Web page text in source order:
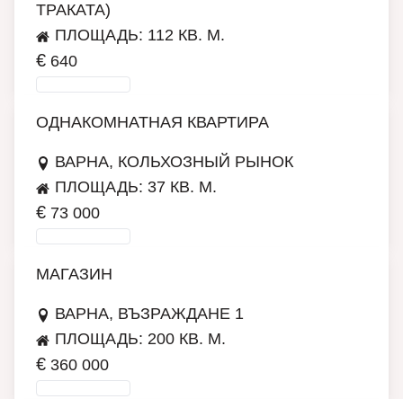
ТРАКАТА)
ПЛОЩАДЬ: 112 КВ. М.
€ 640
ОДНАКОМНАТНАЯ КВАРТИРА
ВАРНА, КОЛЬХОЗНЫЙ РЫНОК
ПЛОЩАДЬ: 37 КВ. М.
€ 73 000
МАГАЗИН
ВАРНА, ВЪЗРАЖДАНЕ 1
ПЛОЩАДЬ: 200 КВ. М.
€ 360 000